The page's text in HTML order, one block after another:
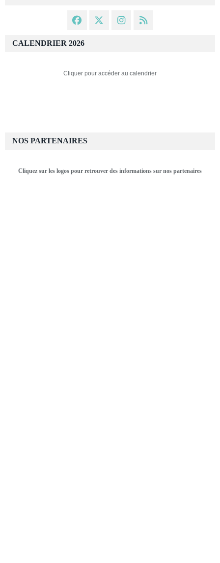
CALENDRIER 2026
Cliquer pour accéder au calendrier
NOS PARTENAIRES
Cliquez sur les logos pour retrouver des informations sur nos partenaires